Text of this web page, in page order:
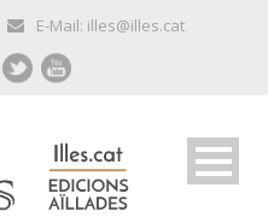
E-Mail: illes@illes.cat